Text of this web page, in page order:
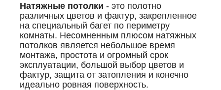
Натяжные потолки - это полотно
различных цветов и фактур, закрепленное
на специальный багет по периметру
комнаты. Несомненным плюсом натяжных
потолков является небольшое время
монтажа, простота и огромный срок
эксплуатации, большой выбор цветов и
фактур, защита от затопления и конечно
идеально ровная поверхность.